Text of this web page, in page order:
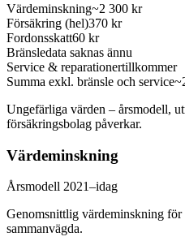
Värdeminskning~2 300 kr
Försäkring (hel)370 kr
Fordonsskatt60 kr
Bränsledata saknas ännu
Service & reparationertillkommer
Summa exkl. bränsle och service
Ungefärliga värden – årsmodell,
försäkringsbolag påverkar.
Värdeminskning
Årsmodell 2021–idag
Genomsnittlig värdeminskning
sammanvägda.